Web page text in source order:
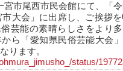
市尾西市民会館にて、「
市大会」に出席し、ご挨拶
芸能の素晴らしさをより
から「愛知県民俗芸能大会
ります。
status/